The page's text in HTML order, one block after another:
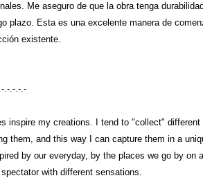
Me aseguro de que la obra tenga
plazo. Esta es una excelente manera de
existente.
.-.-.-.-
inspire my creations. I tend to "collect"
them, and this way I can capture them in a
by our everyday, by the places we go by on
with different sensations.